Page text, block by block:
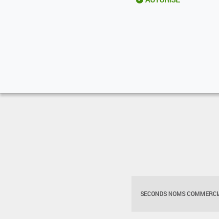
SECONDS NOMS